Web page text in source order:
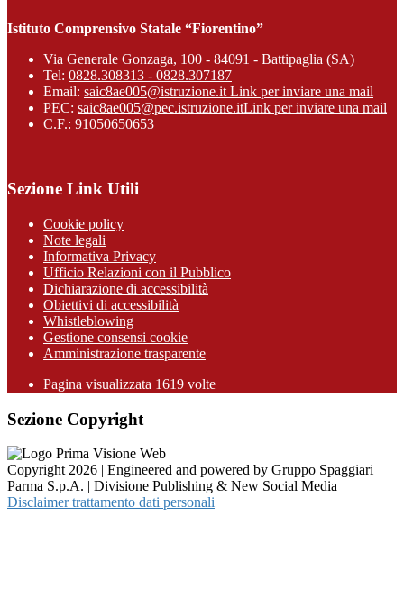
Istituto Comprensivo Statale “Fiorentino”
Via Generale Gonzaga, 100 - 84091 - Battipaglia (SA)
Tel: 0828.308313 - 0828.307187
Email: saic8ae005@istruzione.it Link per inviare una mail
PEC: saic8ae005@pec.istruzione.itLink per inviare una mail
C.F.: 91050650653
Sezione Link Utili
Cookie policy
Note legali
Informativa Privacy
Ufficio Relazioni con il Pubblico
Dichiarazione di accessibilità
Obiettivi di accessibilità
Whistleblowing
Gestione consensi cookie
Amministrazione trasparente
Pagina visualizzata 1619 volte
Sezione Copyright
Copyright 2026 | Engineered and powered by Gruppo Spaggiari
Parma S.p.A. | Divisione Publishing & New Social Media
Disclaimer trattamento dati personali